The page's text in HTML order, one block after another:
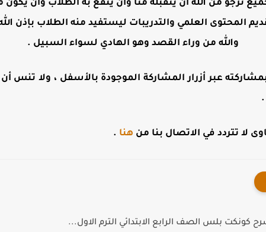
نرجو من الله أن يتقبله منا وأن ينفع به الطلاب وأن
المحتوى العلمي والتدريبات ليستفيد منه الطلاب بإذن
والله من وراء القصد وهو الهادي لسواء السبيل .
عبر أزرار المشاركة الموجودة بالأسفل ، ولا تنس أن
لا تتردد في الاتصال بنا من هنا .
كونكت بلس الصف الرابع الابتدائي الترم الاول...